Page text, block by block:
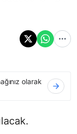
olarak